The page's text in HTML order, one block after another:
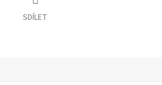
SDÍLET